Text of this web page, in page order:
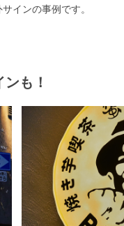
インの事例です。
も！